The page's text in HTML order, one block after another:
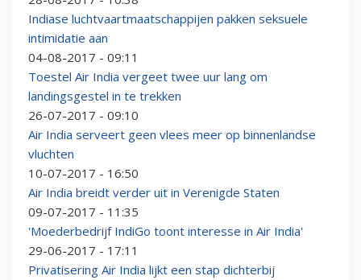
Indiase luchtvaartmaatschappijen pakken seksuele
intimidatie aan
04-08-2017 - 09:11
Toestel Air India vergeet twee uur lang om
landingsgestel in te trekken
26-07-2017 - 09:10
Air India serveert geen vlees meer op binnenlandse
vluchten
10-07-2017 - 16:50
Air India breidt verder uit in Verenigde Staten
09-07-2017 - 11:35
'Moederbedrijf IndiGo toont interesse in Air India'
29-06-2017 - 17:11
Privatisering Air India lijkt een stap dichterbij